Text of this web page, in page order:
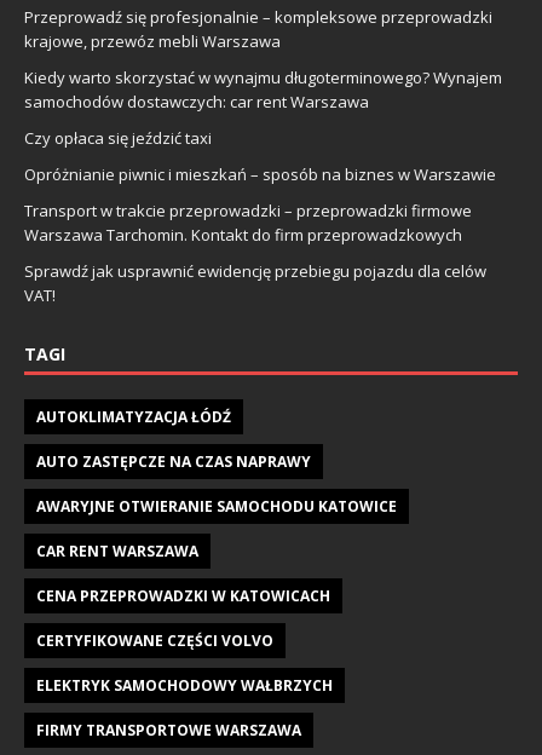
Przeprowadź się profesjonalnie – kompleksowe przeprowadzki
krajowe, przewóz mebli Warszawa
Kiedy warto skorzystać w wynajmu długoterminowego? Wynajem
samochodów dostawczych: car rent Warszawa
Czy opłaca się jeździć taxi
Opróżnianie piwnic i mieszkań – sposób na biznes w Warszawie
Transport w trakcie przeprowadzki – przeprowadzki firmowe
Warszawa Tarchomin. Kontakt do firm przeprowadzkowych
Sprawdź jak usprawnić ewidencję przebiegu pojazdu dla celów
VAT!
TAGI
AUTOKLIMATYZACJA ŁÓDŹ
AUTO ZASTĘPCZE NA CZAS NAPRAWY
AWARYJNE OTWIERANIE SAMOCHODU KATOWICE
CAR RENT WARSZAWA
CENA PRZEPROWADZKI W KATOWICACH
CERTYFIKOWANE CZĘŚCI VOLVO
ELEKTRYK SAMOCHODOWY WAŁBRZYCH
FIRMY TRANSPORTOWE WARSZAWA